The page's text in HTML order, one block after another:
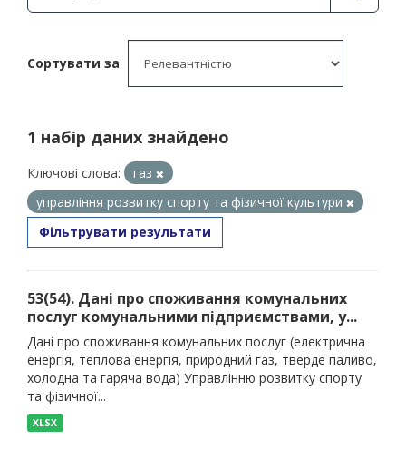
Сортувати за
1 набір даних знайдено
Ключові слова:
газ
управління розвитку спорту та фізичної культури
Фільтрувати результати
53(54). Дані про споживання комунальних
послуг комунальними підприємствами, у...
Дані про споживання комунальних послуг (електрична
енергія, теплова енергія, природний газ, тверде паливо,
холодна та гаряча вода) Управлінню розвитку спорту
та фізичної...
XLSX